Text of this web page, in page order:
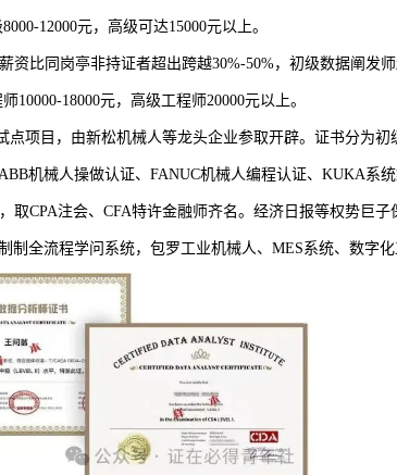
12000元，高级可达15000元以上。
同岗亭非持证者超出跨越30%-50%，初级数据阐发师
18000元，高级工程师20000元以上。
目，由新松机械人等龙头企业参取开辟。证书分为初
机械人操做认证、FANUC机械人编程认证、KUKA系统
CPA注会、CFA特许金融师齐名。经济日报等权势巨子
全流程学问系统，包罗工业机械人、MES系统、数字化